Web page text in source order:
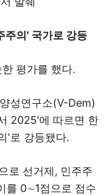
주의' 국가로 강등
평가를 했다.
성연구소(V-Dem)
2025'에 따르면 한
'로 강등됐다.
로 선거제, 민주주
를 0∼1점으로 점수